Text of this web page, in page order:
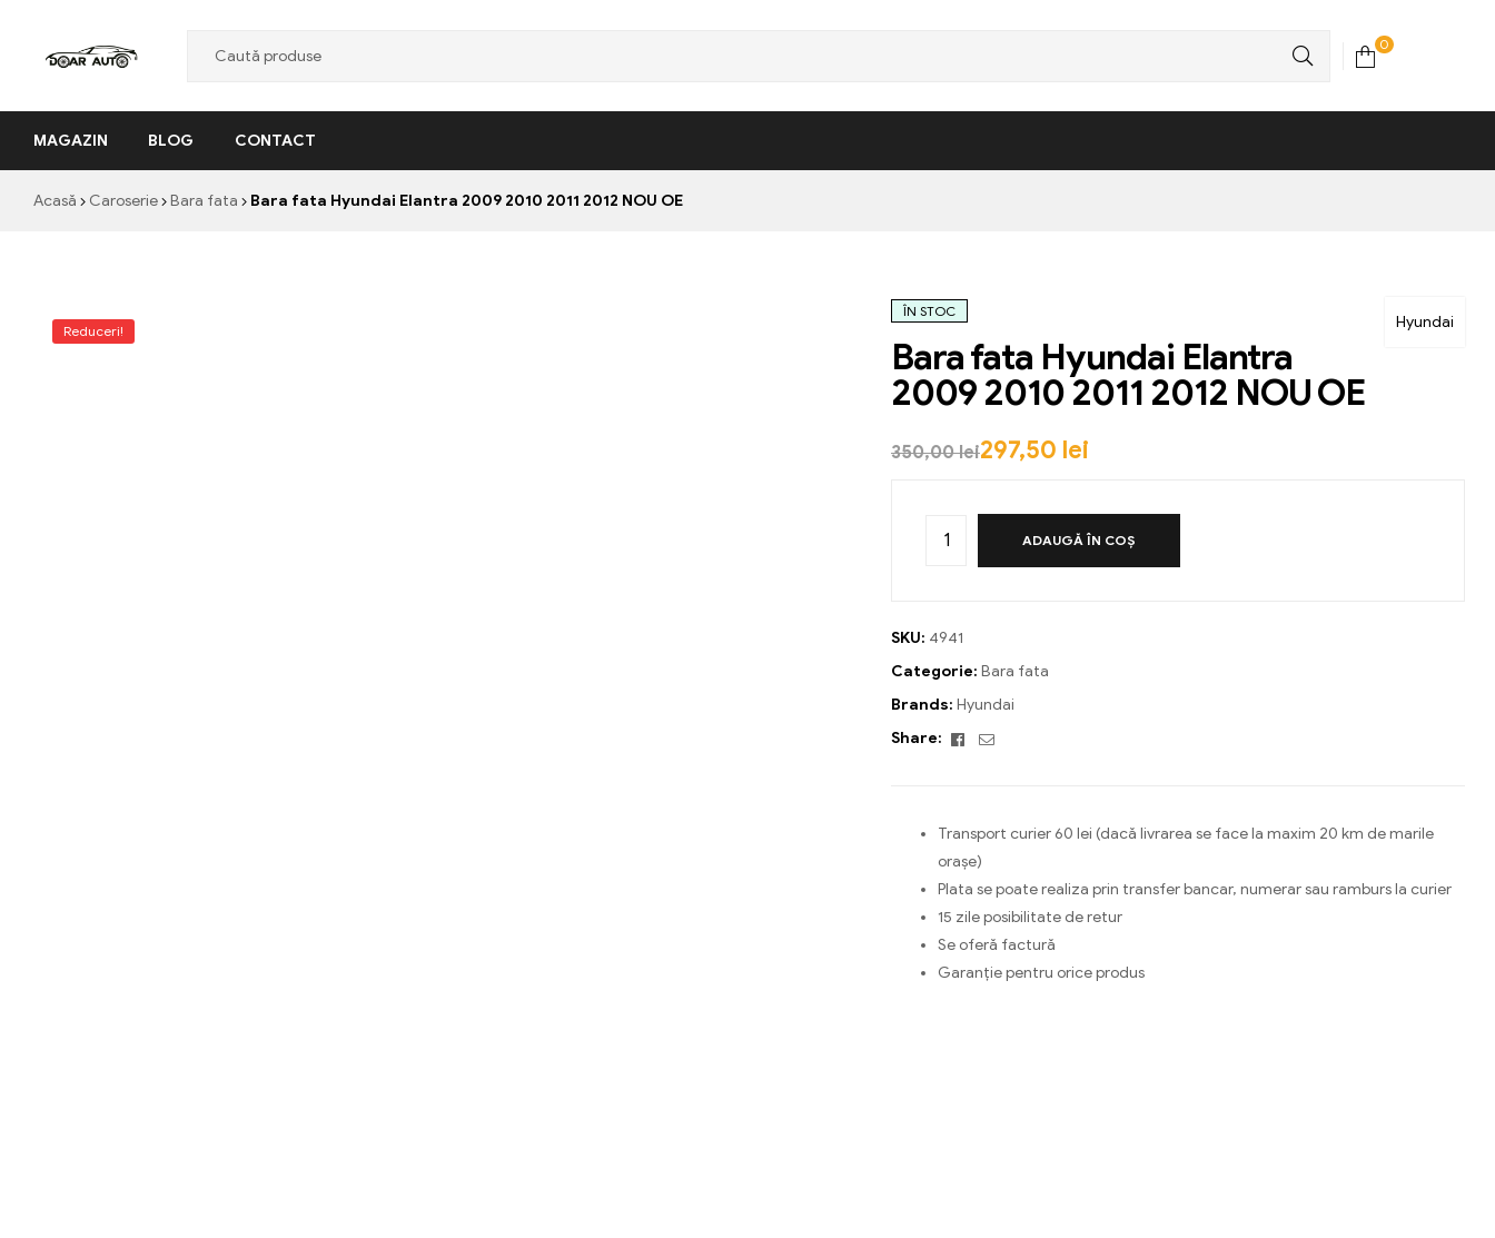
Auto
"Nascut
profesionalism"
0
MAGAZIN BLOG CONTACT
Acasă Caroserie Bara fata Bara fata Hyundai Elantra 2009 2010 2011 2012 NOU OE
Reduceri! Hyundai
ÎN STOC
Bara fata Hyundai Elantra
2009 2010 2011 2012 NOU OE
350,00lei297,50 lei
ADAUGĂ ÎN COȘ
SKU: 4941
Categorie: Bara fata
Brands: Hyundai
Share:
Facebook
Email
Transport curier 60 lei (dacă livrarea se face la maxim 20 km de marile
orașe)
Plata se poate realiza prin transfer bancar, numerar sau ramburs la curier
15 zile posibilitate de retur
Se oferă factură
Garanție pentru orice produs